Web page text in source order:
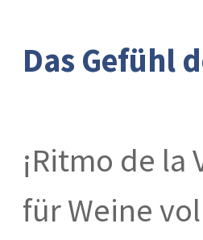
Das Gefühl
¡Ritmo de la
für Weine